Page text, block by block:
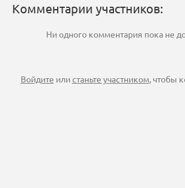
Комментарии участников:
Ни одного комментария пока не
Войдите илистаньте участником, чтобы